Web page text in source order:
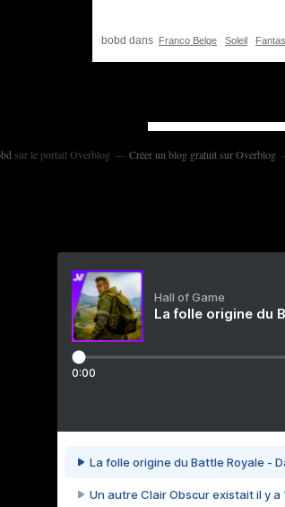
bobd dans Franco Belge Soleil
sur le portail Overblog Créer un blog gratuit sur Overblog
Hall of Game
La folle origine du
0:00
La folle origine du Battle Royale -
Un autre Clair Obscur existait il y